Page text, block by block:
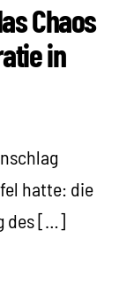
Chaos
in
hatte: die
des […]